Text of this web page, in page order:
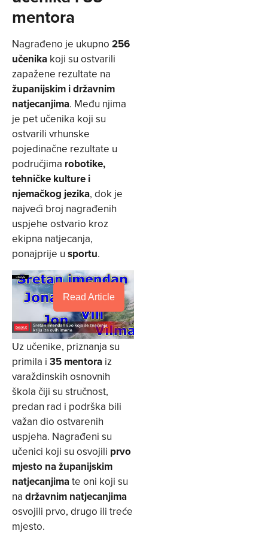
mentora
Nagrađeno je ukupno 256
učenika koji su ostvarili
zapažene rezultate na
županijskim i državnim
natjecanjima. Među njima
je pet učenika koji su
ostvarili vrhunske
pojedinačne rezultate u
područjima robotike,
tehničke kulture i
njemačkog jezika, dok je
najveći broj nagrađenih
uspjehe ostvario kroz
ekipna natjecanja,
ponajprije u sportu.
Read Article
Uz učenike, priznanja su
primila i 35 mentora iz
varaždinskih osnovnih
škola čiji su stručnost,
predan rad i podrška bili
važan dio ostvarenih
uspjeha. Nagrađeni su
učenici koji su osvojili prvo
mjesto na županijskim
natjecanjimate oni koji su
na državnim natjecanjima
osvojili prvo, drugo ili treće
mjesto.